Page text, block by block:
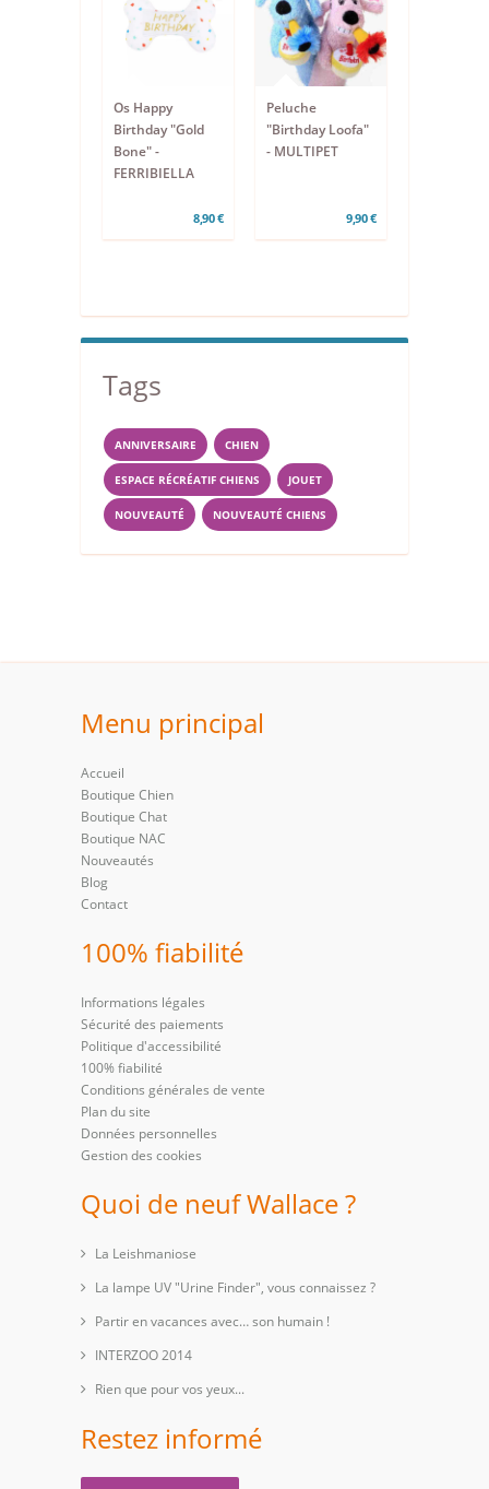
Os Happy
Birthday "Gold
Bone" -
FERRIBIELLA
8,90 €
Peluche
"Birthday Loofa"
- MULTIPET
9,90 €
Tags
ANNIVERSAIRE CHIEN
ESPACE RÉCRÉATIF CHIENS JOUET
NOUVEAUTÉ NOUVEAUTÉ CHIENS
Menu principal
Accueil
Boutique Chien
Boutique Chat
Boutique NAC
Nouveautés
Blog
Contact
100% fiabilité
Informations légales
Sécurité des paiements
Politique d'accessibilité
100% fiabilité
Conditions générales de vente
Plan du site
Données personnelles
Gestion des cookies
Quoi de neuf Wallace ?
La Leishmaniose
La lampe UV "Urine Finder", vous connaissez ?
Partir en vacances avec… son humain !
INTERZOO 2014
Rien que pour vos yeux...
Restez informé